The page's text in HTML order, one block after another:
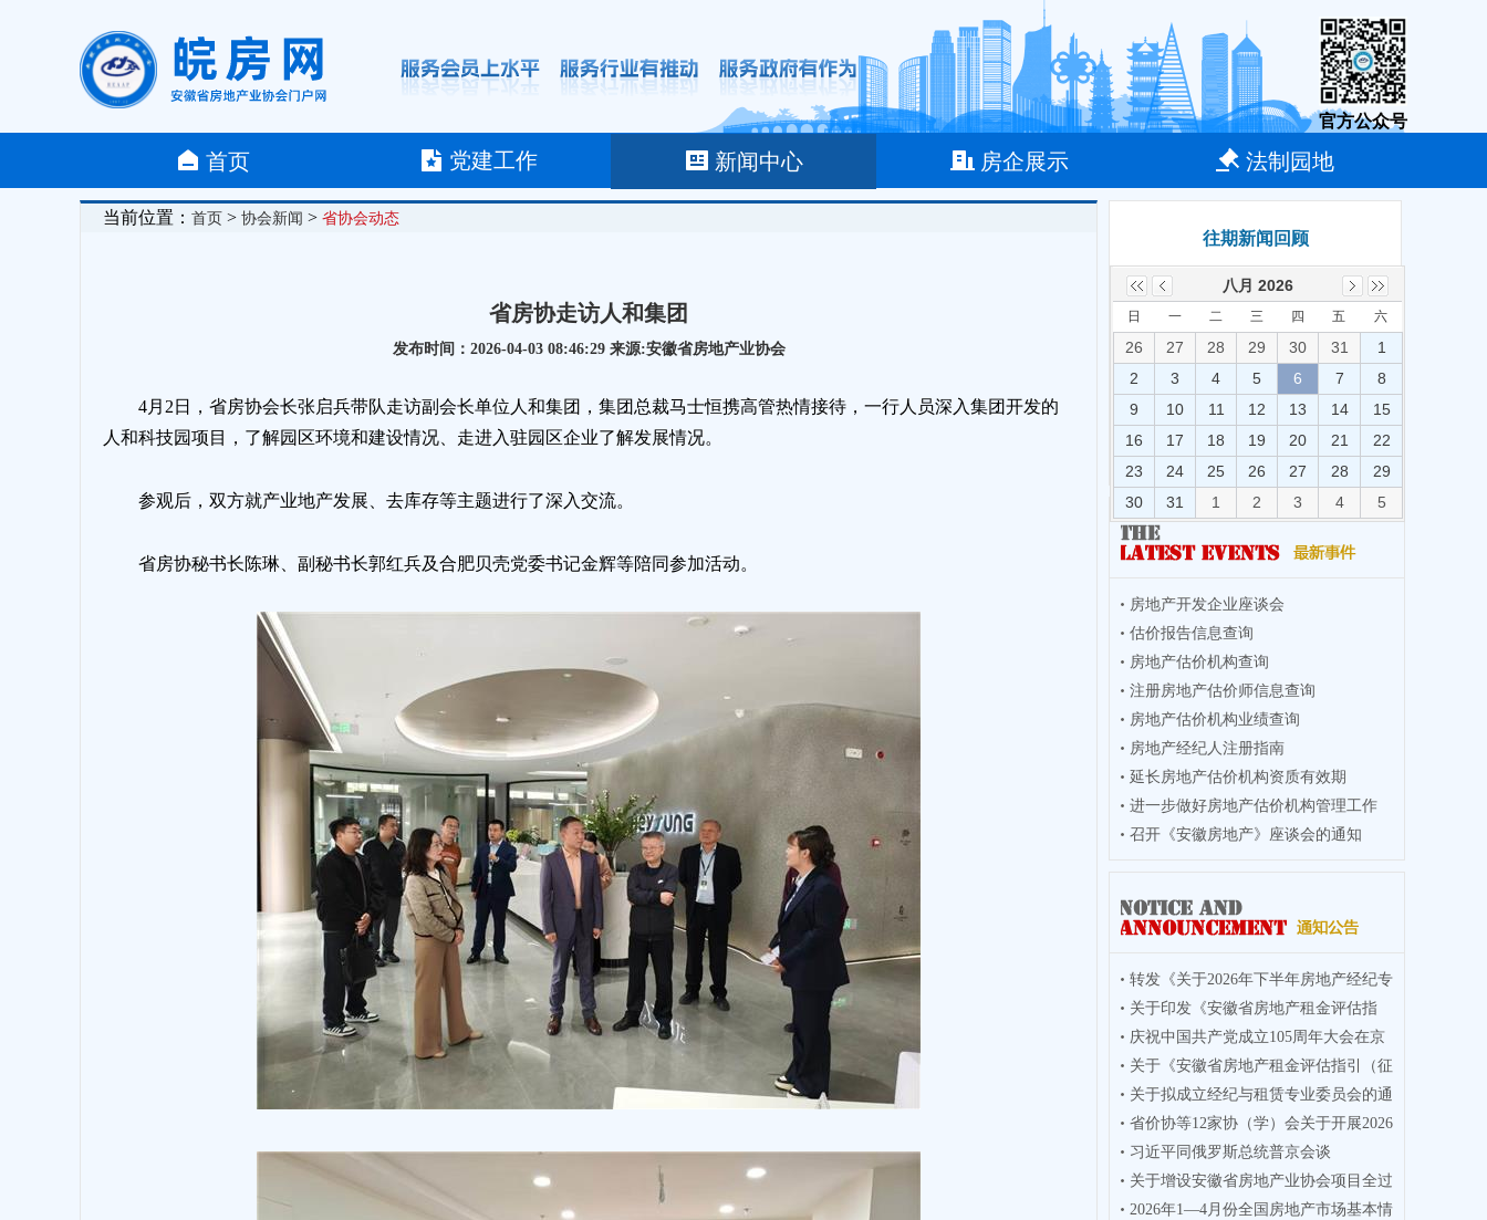
官方公众号
首页 党建工作 新闻中心 房企展示 法制园地
当前位置： 首页 > 协会新闻 > 省协会动态
省房协走访人和集团
发布时间：2026-04-03 08:46:29 来源:安徽省房地产业协会
4月2日，省房协会长张启兵带队走访副会长单位人和集团，集团总裁马士恒携高管热情接待，一行人员深入集团开发的
人和科技园项目，了解园区环境和建设情况、走进入驻园区企业了解发展情况。
参观后，双方就产业地产发展、去库存等主题进行了深入交流。
省房协秘书长陈琳、副秘书长郭红兵及合肥贝壳党委书记金辉等陪同参加活动。
往期新闻回顾
八月 2026
日 一 二 三 四 五 六
26 27 28 29 30 31
1
2
3 4 5 6 7
8
9
10 11 12 13 14
15
16
17 18 19 20 21
22
23
24 25 26 27 28
29
30
31 1 2 3 4 5
房地产开发企业座谈会
估价报告信息查询
房地产估价机构查询
注册房地产估价师信息查询
房地产估价机构业绩查询
房地产经纪人注册指南
延长房地产估价机构资质有效期
进一步做好房地产估价机构管理工作
召开《安徽房地产》座谈会的通知
转发《关于2026年下半年房地产经纪专
业人员
关于印发《安徽省房地产租金评估指
引》的通
庆祝中国共产党成立105周年大会在京
隆重举
关于《安徽省房地产租金评估指引（征
求意见
关于拟成立经纪与租赁专业委员会的通
知
省价协等12家协（学）会关于开展2026
年度徽
习近平同俄罗斯总统普京会谈
关于增设安徽省房地产业协会项目全过
程咨询
2026年1—4月份全国房地产市场基本情